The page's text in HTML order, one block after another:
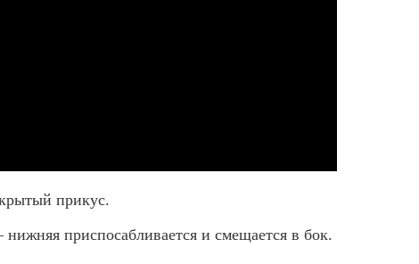
прикус.
приспосабливается и смещается в бок.